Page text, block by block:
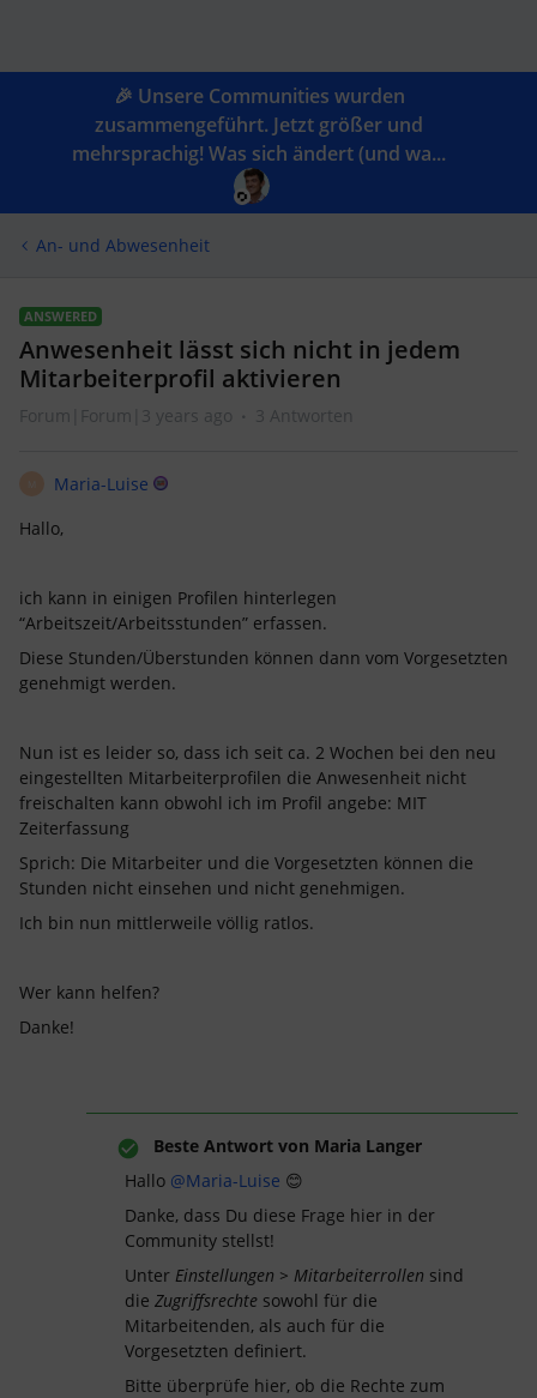
🎉 Unsere Communities wurden
zusammengeführt. Jetzt größer und
mehrsprachig! Was sich ändert (und wa...
An- und Abwesenheit
ANSWERED
Anwesenheit lässt sich nicht in jedem
Mitarbeiterprofil aktivieren
Forum|Forum|3 years ago 3 Antworten
Maria-Luise
Hallo,
ich kann in einigen Profilen hinterlegen
“Arbeitszeit/Arbeitsstunden” erfassen.
Diese Stunden/Überstunden können dann vom Vorgesetzten
genehmigt werden.
Nun ist es leider so, dass ich seit ca. 2 Wochen bei den neu
eingestellten Mitarbeiterprofilen die Anwesenheit nicht
freischalten kann obwohl ich im Profil angebe: MIT
Zeiterfassung
Sprich: Die Mitarbeiter und die Vorgesetzten können die
Stunden nicht einsehen und nicht genehmigen.
Ich bin nun mittlerweile völlig ratlos.
Wer kann helfen?
Danke!
Beste Antwort von Maria Langer
Hallo @Maria-Luise 😊
Danke, dass Du diese Frage hier in der
Community stellst!
Unter Einstellungen > Mitarbeiterrollen sind
die Zugriffsrechte sowohl für die
Mitarbeitenden, als auch für die
Vorgesetzten definiert.
Bitte überprüfe hier, ob die Rechte zum